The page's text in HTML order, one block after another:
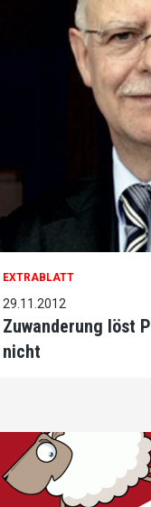
EXTRABLATT
29.11.2012
Zuwanderung löst
nicht